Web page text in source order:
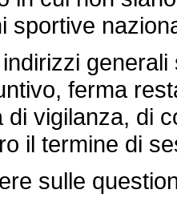
sportive
generali
ferma
di vigilanza, di
il termine di
sulle